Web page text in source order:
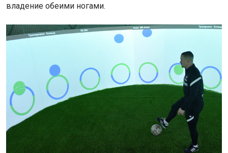
владение обеими ногами.